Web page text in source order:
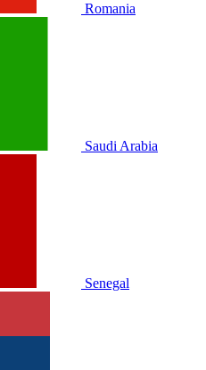
Romania
Saudi Arabia
Senegal